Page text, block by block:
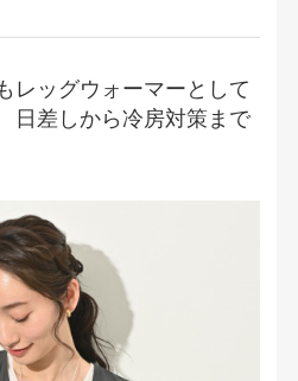
レッグウォーマーとして
日差しから冷房対策まで